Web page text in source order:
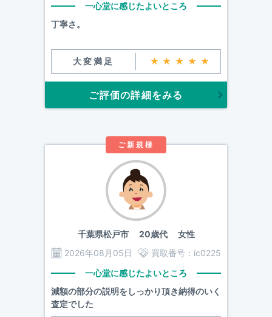
一心堂に感じたよいところ
丁寧さ。
大変満足 ★★★★★
ご評価の詳細をみる
ご新規様
千葉県松戸市20歳代 女性
2026年08月05日
買取番号： ic0225
一心堂に感じたよいところ
減額の部分の説明をしっかり頂き納得のいく
査定でした